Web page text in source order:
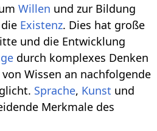
Willen und zur Bildung
Existenz. Dies hat große
und die Entwicklung
durch komplexes Denken
Wissen an nachfolgende
Sprache, Kunst und
Merkmale des